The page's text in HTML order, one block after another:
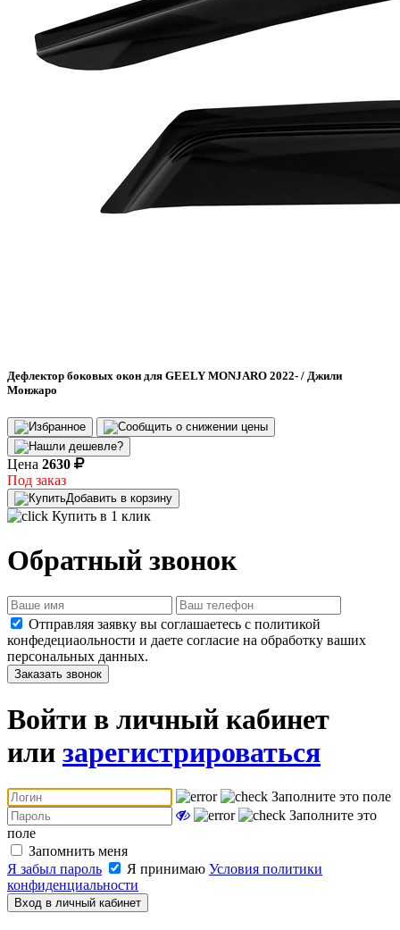
Дефлектор боковых окон для GEELY MONJARO 2022- / Джили
Монжаро
Цена 2630
Под заказ
Добавить в корзину
Купить в 1 клик
Обратный звонок
Отправляя заявку вы соглашаетесь с политикой
конфедециаольности и даете согласие на обработку ваших
персональных данных.
Заказать звонок
Войти в личный кабинет
или зарегистрироваться
Заполните это поле
Заполните это
поле
Запомнить меня
Я забыл пароль
Я принимаю Условия политики
конфиденциальности
Вход в личный кабинет